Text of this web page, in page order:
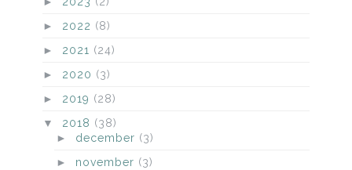
► 2022 (8)
► 2021 (24)
► 2020 (3)
► 2019 (28)
▼ 2018 (38)
► december (3)
► november (3)